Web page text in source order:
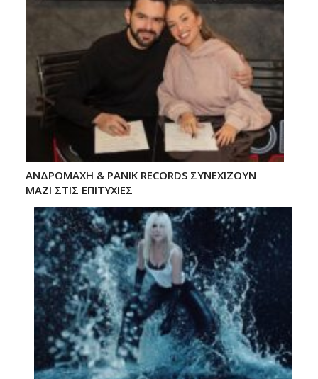
ΑΝΔΡΟΜΑΧΗ & PANIK RECORDS ΣΥΝΕΧΙΖΟΥΝ
ΜΑΖΙ ΣΤΙΣ ΕΠΙΤΥΧΙΕΣ